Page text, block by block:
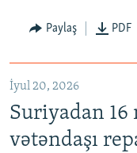
Auto
Paylaş PDF
İyul 20, 2026
Suriyadan 16
vətəndaşı